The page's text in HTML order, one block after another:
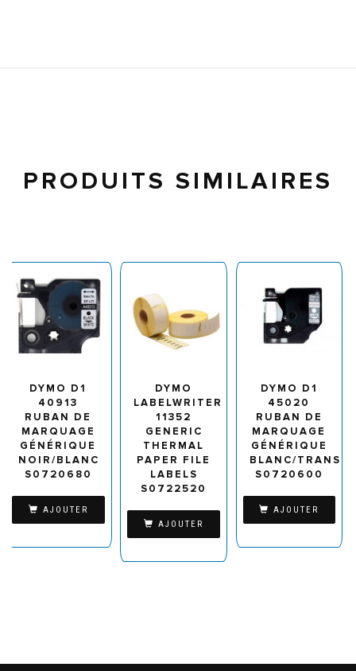
PRODUITS SIMILAIRES
DYMO D1
40913
RUBAN DE
MARQUAGE
GÉNÉRIQUE
NOIR/BLANC
S0720680
AJOUTER
DYMO
LABELWRITER
11352
GENERIC
THERMAL
PAPER FILE
LABELS
S0722520
AJOUTER
DYMO D1
45020
RUBAN DE
MARQUAGE
GÉNÉRIQUE
BLANC/
S0720600
AJOUTER